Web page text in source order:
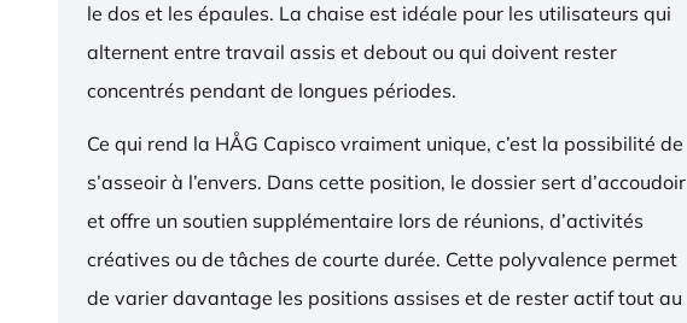
le dos et les épaules. La chaise est idéale pour les utilisateurs qui
alternent entre travail assis et debout ou qui doivent rester
concentrés pendant de longues périodes.
Ce qui rend la HÅG Capisco vraiment unique, c’est la possibilité de
s’asseoir à l’envers. Dans cette position, le dossier sert d’accoudoir
et offre un soutien supplémentaire lors de réunions, d’activités
créatives ou de tâches de courte durée. Cette polyvalence permet
de varier davantage les positions assises et de rester actif tout au